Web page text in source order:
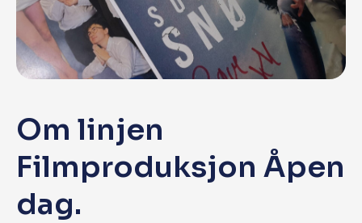
Siste nytt
Q&A
English
Om linjen
Filmproduksjon Åpen
dag.